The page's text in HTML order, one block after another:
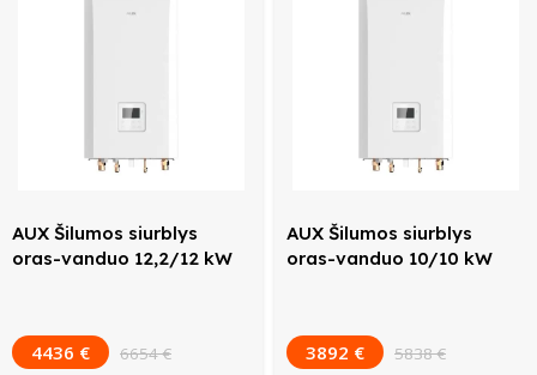
AUX Šilumos siurblys
oras-vanduo 12,2/12 kW
4436 € 6654 €
AUX Šilumos siurblys
oras-vanduo 10/10 kW
3892 € 5838 €